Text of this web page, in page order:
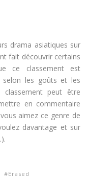
drama asiatiques sur
fait découvrir certains
ce classement est
les goûts et les
classement peut être
en commentaire
aimez ce genre de
davantage et sur
Erased